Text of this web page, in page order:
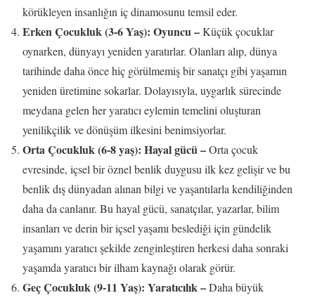
körükleyen insanlığın iç dinamosunu temsil eder.
Erken Çocukluk (3-6 Yaş): Oyuncu –Küçük çocuklar
oynarken, dünyayı yeniden yaratırlar. Olanları alıp, dünya
tarihinde daha önce hiç görülmemiş bir sanatçı gibi yaşamın
yeniden üretimine sokarlar. Dolayısıyla, uygarlık sürecinde
meydana gelen her yaratıcı eylemin temelini oluşturan
yenilikçilik ve dönüşüm ilkesini benimsiyorlar.
Orta Çocukluk (6-8 yaş): Hayal gücü –Orta çocuk
evresinde, içsel bir öznel benlik duygusu ilk kez gelişir ve bu
benlik dış dünyadan alınan bilgi ve yaşantılarla kendiliğinden
daha da canlanır. Bu hayal gücü, sanatçılar, yazarlar, bilim
insanları ve derin bir içsel yaşamı beslediği için gündelik
yaşamını yaratıcı şekilde zenginleştiren herkesi daha sonraki
yaşamda yaratıcı bir ilham kaynağı olarak görür.
Geç Çocukluk (9-11 Yaş): Yaratıcılık –Daha büyük